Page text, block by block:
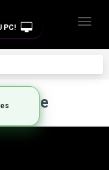
PC!